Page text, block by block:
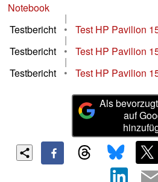
Notebook
|
Testbericht
• Test HP Pavilion
|
Testbericht
• Test HP Pavilion
|
Testbericht
• Test HP Pavilion
Als
auf